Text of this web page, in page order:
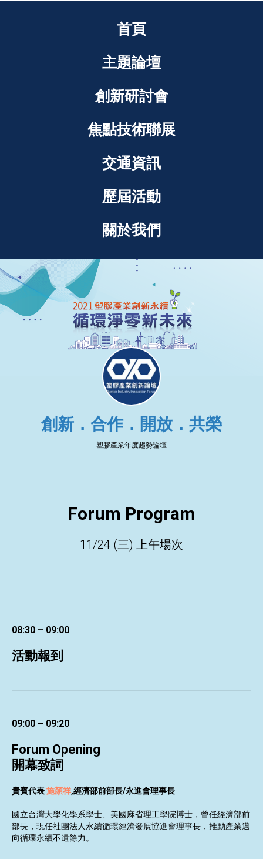
首頁
主題論壇
創新研討會
焦點技術聯展
交通資訊
歷屆活動
關於我們
創新．合作．開放．共榮
塑膠產業年度趨勢論壇
Forum Program
11/24 (三) 上午場次
08:30 – 09:00
活動報到
09:00 – 09:20
Forum Opening
開幕致詞
貴賓代表施顏祥,經濟部前部長/永進會理事長
國立台灣大學化學系學士、美國麻省理工學院博士，曾任經濟部前
部長，現任社團法人永續循環經濟發展協進會理事長，推動產業邁
向循環永續不遺餘力。